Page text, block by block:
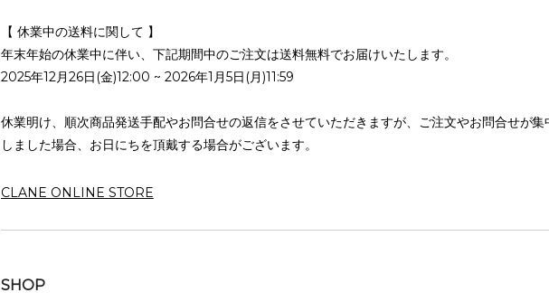
【 休業中の送料に関して 】
年末年始の休業中に伴い、下記期間中のご注文は送料無料でお届けいたします。
2025年12月26日(金)12:00 ~ 2026年1月5日(月)11:59
休業明け、順次商品発送手配やお問合せの返信をさせていただきますが、ご注文やお問合せが集
しました場合、お日にちを頂戴する場合がございます。
CLANE ONLINE STORE
SHOP